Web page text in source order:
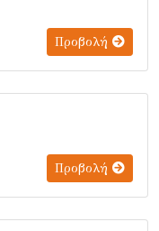
Προβολή
Προβολή